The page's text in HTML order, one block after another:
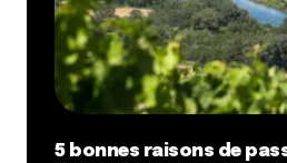
5 bonnes raisons de